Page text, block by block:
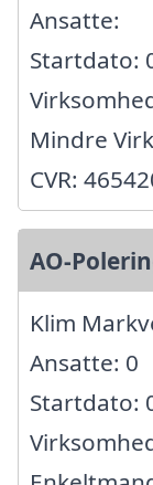
Ansatte:
Startdato:
Mindre
CVR:
AO-
Klim
Ansatte: 0
Startdato: